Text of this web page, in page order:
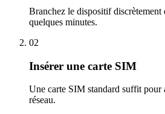
Branchez le dispositif discrètement
quelques minutes.
02
Insérer une carte SIM
Une carte SIM standard suffit pour
réseau.